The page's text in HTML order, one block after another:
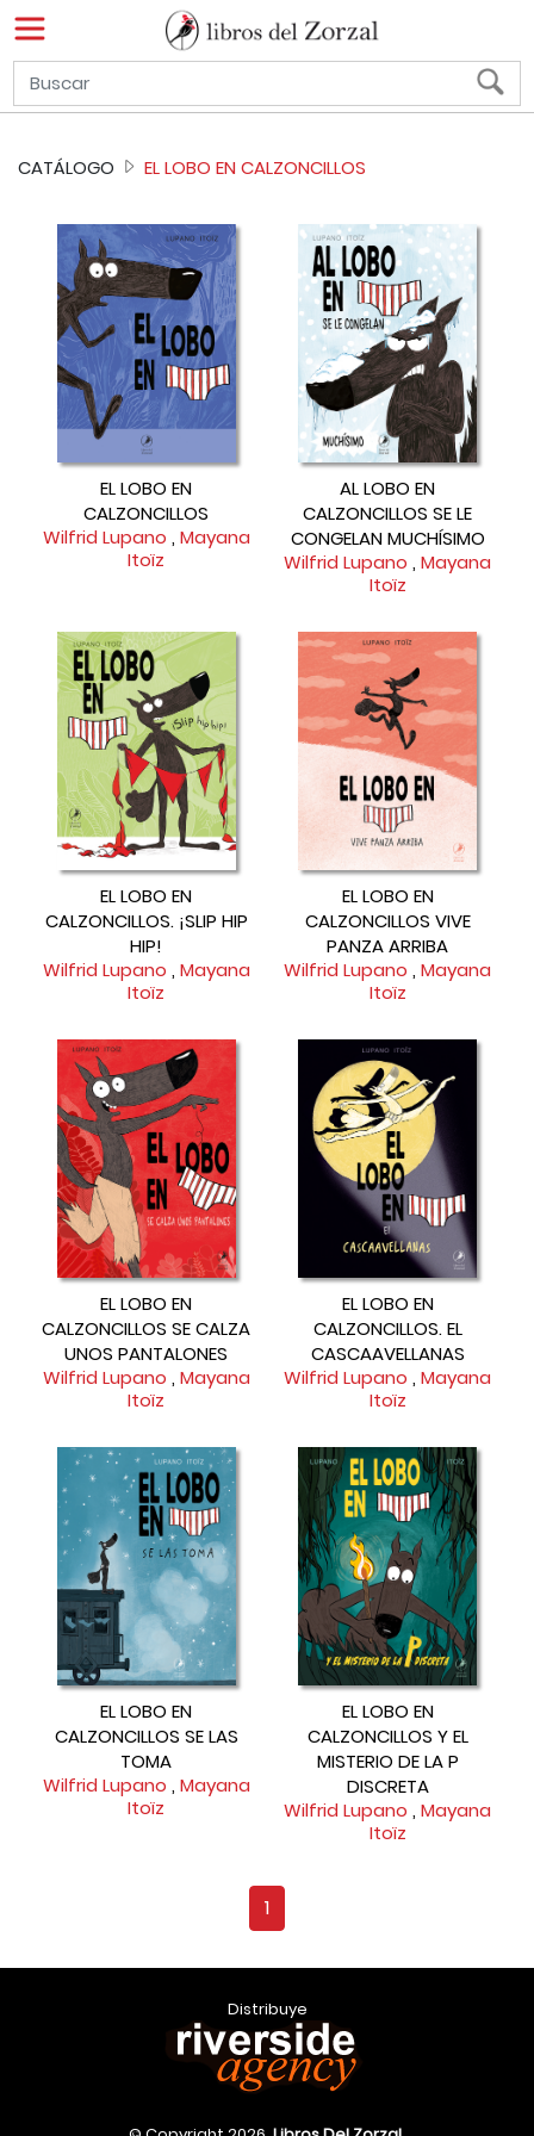
CATÁLOGO EL LOBO EN CALZONCILLOS
EL LOBO EN
CALZONCILLOS
Wilfrid Lupano , Mayana
Itoïz
AL LOBO EN
CALZONCILLOS SE LE
CONGELAN MUCHÍSIMO
Wilfrid Lupano ,Mayana
Itoïz
EL LOBO EN
CALZONCILLOS. ¡SLIP HIP
HIP!
Wilfrid Lupano , Mayana
Itoïz
EL LOBO EN
CALZONCILLOS VIVE
PANZA ARRIBA
Wilfrid Lupano ,Mayana
Itoïz
EL LOBO EN
CALZONCILLOS SE CALZA
UNOS PANTALONES
Wilfrid Lupano , Mayana
Itoïz
EL LOBO EN
CALZONCILLOS. EL
CASCAAVELLANAS
Wilfrid Lupano ,Mayana
Itoïz
EL LOBO EN
CALZONCILLOS SE LAS
TOMA
Wilfrid Lupano , Mayana
Itoïz
EL LOBO EN
CALZONCILLOS Y EL
MISTERIO DE LA P
DISCRETA
Wilfrid Lupano ,Mayana
Itoïz
1
Distribuye